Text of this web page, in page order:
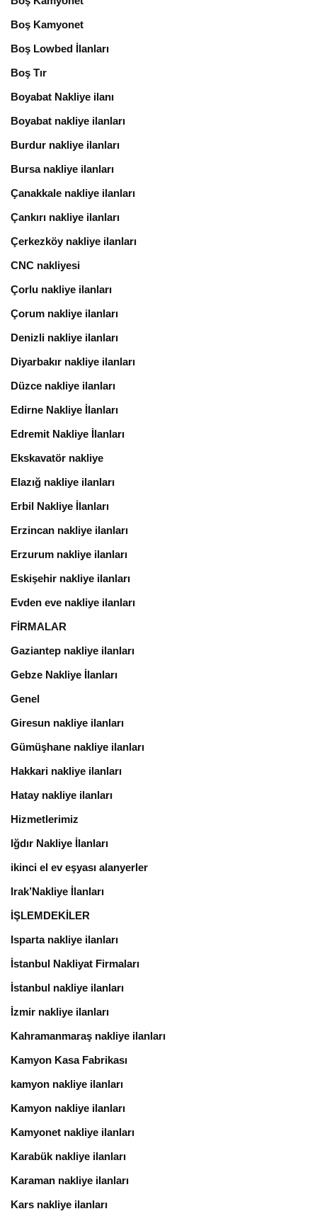
Boş Kamyonet
Boş Lowbed İlanları
Boş Tır
Boyabat Nakliye ilanı
Boyabat nakliye ilanları
Burdur nakliye ilanları
Bursa nakliye ilanları
Çanakkale nakliye ilanları
Çankırı nakliye ilanları
Çerkezköy nakliye ilanları
CNC nakliyesi
Çorlu nakliye ilanları
Çorum nakliye ilanları
Denizli nakliye ilanları
Diyarbakır nakliye ilanları
Düzce nakliye ilanları
Edirne Nakliye İlanları
Edremit Nakliye İlanları
Ekskavatör nakliye
Elazığ nakliye ilanları
Erbil Nakliye İlanları
Erzincan nakliye ilanları
Erzurum nakliye ilanları
Eskişehir nakliye ilanları
Evden eve nakliye ilanları
FİRMALAR
Gaziantep nakliye ilanları
Gebze Nakliye İlanları
Genel
Giresun nakliye ilanları
Gümüşhane nakliye ilanları
Hakkari nakliye ilanları
Hatay nakliye ilanları
Hizmetlerimiz
Iğdır Nakliye İlanları
ikinci el ev eşyası alanyerler
Irak’Nakliye İlanları
İŞLEMDEKİLER
Isparta nakliye ilanları
İstanbul Nakliyat Firmaları
İstanbul nakliye ilanları
İzmir nakliye ilanları
Kahramanmaraş nakliye ilanları
Kamyon Kasa Fabrikası
kamyon nakliye ilanları
Kamyon nakliye ilanları
Kamyonet nakliye ilanları
Karabük nakliye ilanları
Karaman nakliye ilanları
Kars nakliye ilanları